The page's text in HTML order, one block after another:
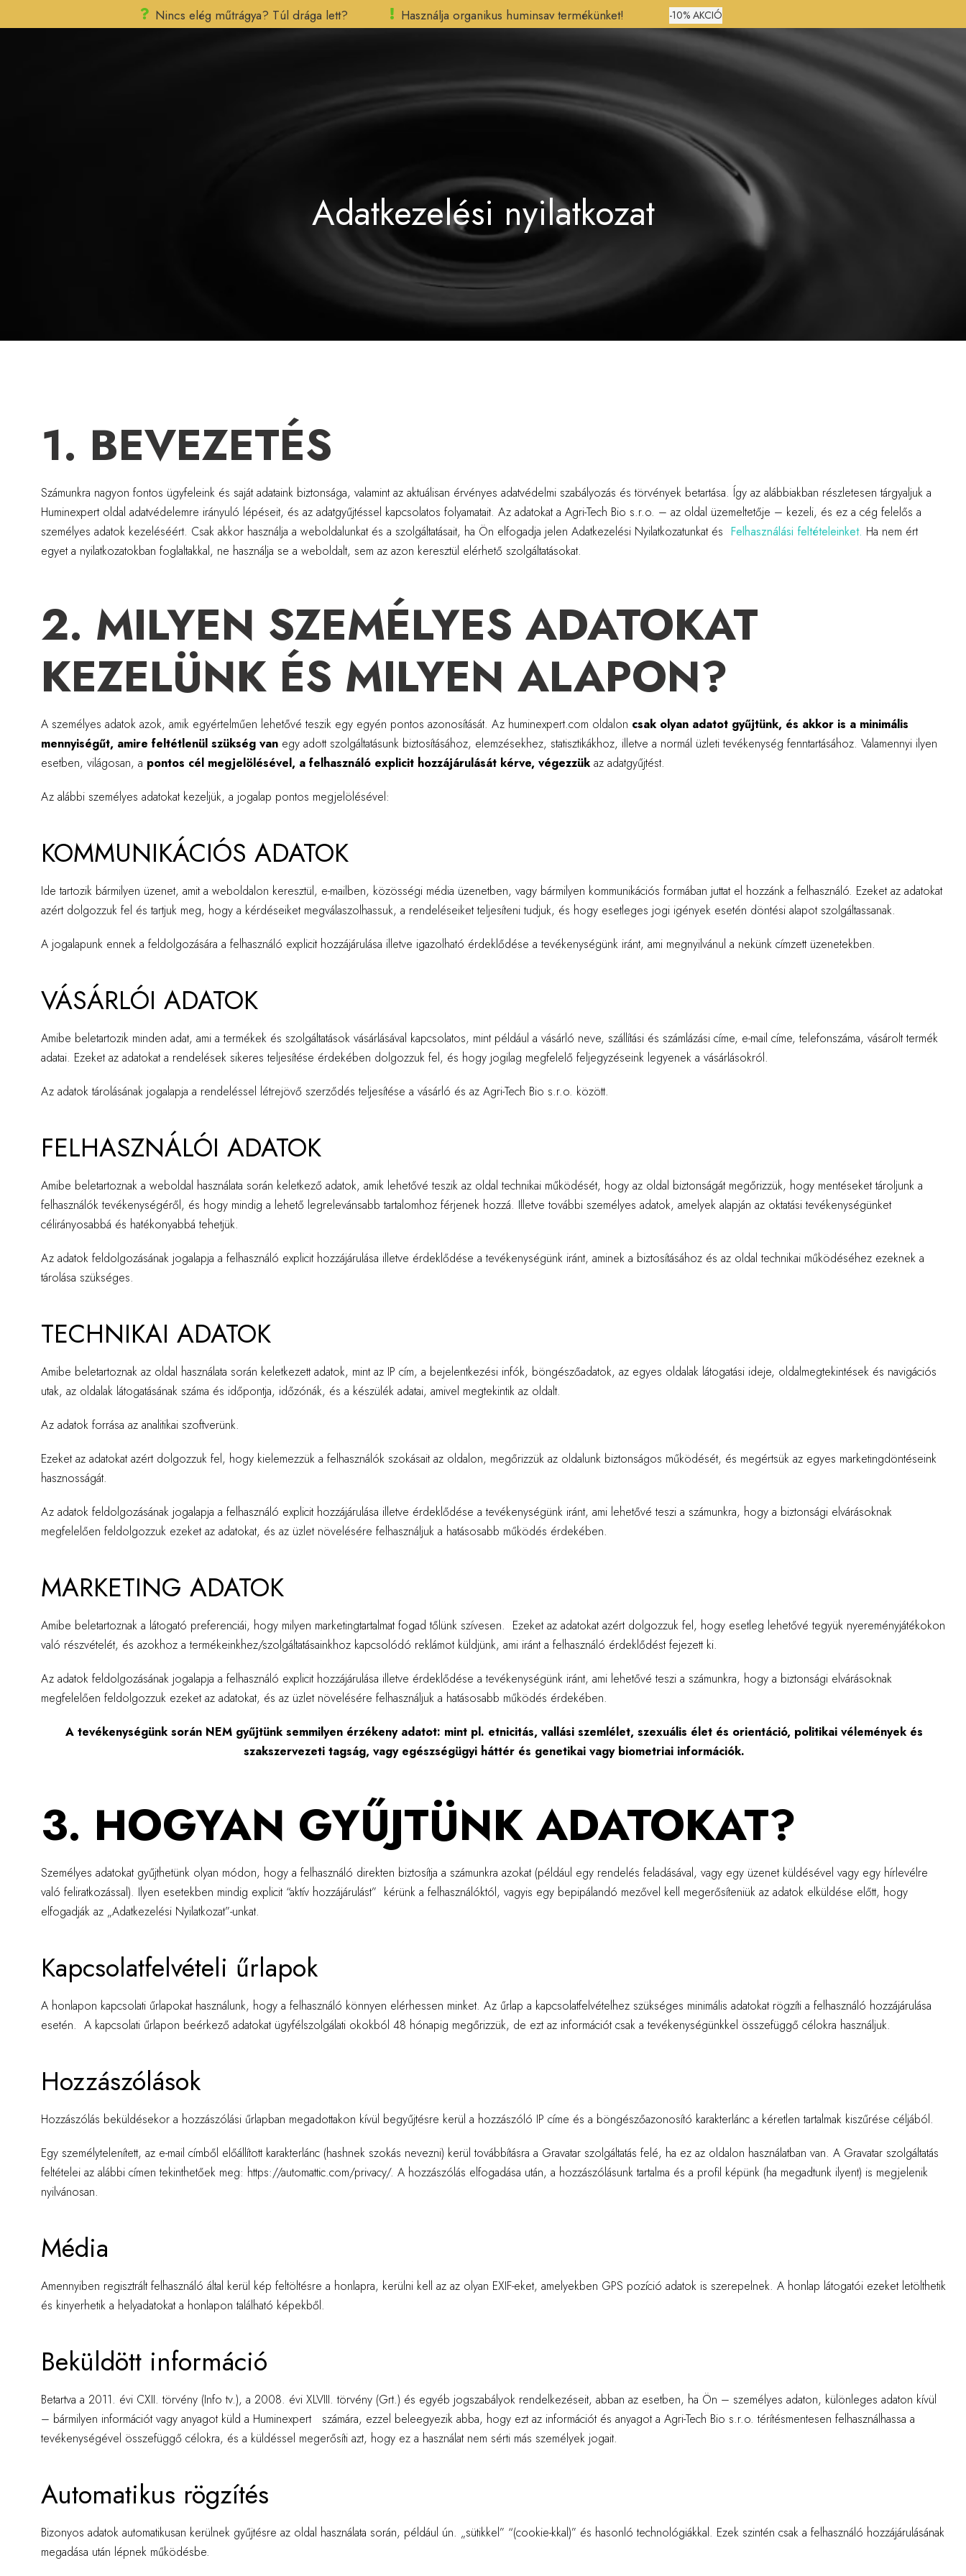
Nincs elég műtrágya? Túl drága lett? Használja organikus huminsav termékünket! -10% AKCIÓ
Főoldal
HU
0
Adatkezelési nyilatkozat
1. BEVEZETÉS
Számunkra nagyon fontos ügyfeleink és saját adataink biztonsága, valamint az aktuálisan érvényes adatvédelmi szabályozás és törvények betartása. Így az alábbiakban részletesen tárgyaljuk a
Huminexpert oldal adatvédelemre irányuló lépéseit, és az adatgyűjtéssel kapcsolatos folyamatait. Az adatokat a Agri-Tech Bio s.r.o. – az oldal üzemeltetője – kezeli, és ez a cég felelős a
személyes adatok kezeléséért. Csak akkor használja a weboldalunkat és a szolgáltatásait, ha Ön elfogadja jelen Adatkezelési Nyilatkozatunkat és Felhasználási feltételeinket. Ha nem ért
egyet a nyilatkozatokban foglaltakkal, ne használja se a weboldalt, sem az azon keresztül elérhető szolgáltatásokat.
2. MILYEN SZEMÉLYES ADATOKAT
KEZELÜNK ÉS MILYEN ALAPON?
A személyes adatok azok, amik egyértelműen lehetővé teszik egy egyén pontos azonosítását. Az huminexpert.com oldalon csak olyan adatot gyűjtünk, és akkor is a minimális
mennyiségűt, amire feltétlenül szükség van egy adott szolgáltatásunk biztosításához, elemzésekhez, statisztikákhoz, illetve a normál üzleti tevékenység fenntartásához. Valamennyi ilyen
esetben, világosan, a pontos cél megjelölésével, a felhasználó explicit hozzájárulását kérve, végezzükaz adatgyűjtést.
Az alábbi személyes adatokat kezeljük, a jogalap pontos megjelölésével:
KOMMUNIKÁCIÓS ADATOK
Ide tartozik bármilyen üzenet, amit a weboldalon keresztül, e-mailben, közösségi média üzenetben, vagy bármilyen kommunikációs formában juttat el hozzánk a felhasználó. Ezeket az adatokat
azért dolgozzuk fel és tartjuk meg, hogy a kérdéseiket megválaszolhassuk, a rendeléseiket teljesíteni tudjuk, és hogy esetleges jogi igények esetén döntési alapot szolgáltassanak.
A jogalapunk ennek a feldolgozására a felhasználó explicit hozzájárulása illetve igazolható érdeklődése a tevékenységünk iránt, ami megnyilvánul a nekünk címzett üzenetekben.
VÁSÁRLÓI ADATOK
Amibe beletartozik minden adat, ami a termékek és szolgáltatások vásárlásával kapcsolatos, mint például a vásárló neve, szállítási és számlázási címe, e-mail címe, telefonszáma, vásárolt termék
adatai. Ezeket az adatokat a rendelések sikeres teljesítése érdekében dolgozzuk fel, és hogy jogilag megfelelő feljegyzéseink legyenek a vásárlásokról.
Az adatok tárolásának jogalapja a rendeléssel létrejövő szerződés teljesítése a vásárló és az Agri-Tech Bio s.r.o. között.
FELHASZNÁLÓI ADATOK
Amibe beletartoznak a weboldal használata során keletkező adatok, amik lehetővé teszik az oldal technikai működését, hogy az oldal biztonságát megőrizzük, hogy mentéseket tároljunk a
felhasználók tevékenységéről, és hogy mindig a lehető legrelevánsabb tartalomhoz férjenek hozzá. Illetve további személyes adatok, amelyek alapján az oktatási tevékenységünket
célirányosabbá és hatékonyabbá tehetjük.
Az adatok feldolgozásának jogalapja a felhasználó explicit hozzájárulása illetve érdeklődése a tevékenységünk iránt, aminek a biztosításához és az oldal technikai működéséhez ezeknek a
tárolása szükséges.
TECHNIKAI ADATOK
Amibe beletartoznak az oldal használata során keletkezett adatok, mint az IP cím, a bejelentkezési infók, böngészőadatok, az egyes oldalak látogatási ideje, oldalmegtekintések és navigációs
utak, az oldalak látogatásának száma és időpontja, időzónák, és a készülék adatai, amivel megtekintik az oldalt.
Az adatok forrása az analitikai szoftverünk.
Ezeket az adatokat azért dolgozzuk fel, hogy kielemezzük a felhasználók szokásait az oldalon, megőrizzük az oldalunk biztonságos működését, és megértsük az egyes marketingdöntéseink
hasznosságát.
Az adatok feldolgozásának jogalapja a felhasználó explicit hozzájárulása illetve érdeklődése a tevékenységünk iránt, ami lehetővé teszi a számunkra, hogy a biztonsági elvárásoknak
megfelelően feldolgozzuk ezeket az adatokat, és az üzlet növelésére felhasználjuk a hatásosabb működés érdekében.
MARKETING ADATOK
Amibe beletartoznak a látogató preferenciái, hogy milyen marketingtartalmat fogad tőlünk szívesen. Ezeket az adatokat azért dolgozzuk fel, hogy esetleg lehetővé tegyük nyereményjátékokon
való részvételét, és azokhoz a termékeinkhez/szolgáltatásainkhoz kapcsolódó reklámot küldjünk, ami iránt a felhasználó érdeklődést fejezett ki.
Az adatok feldolgozásának jogalapja a felhasználó explicit hozzájárulása illetve érdeklődése a tevékenységünk iránt, ami lehetővé teszi a számunkra, hogy a biztonsági elvárásoknak
megfelelően feldolgozzuk ezeket az adatokat, és az üzlet növelésére felhasználjuk a hatásosabb működés érdekében.
A tevékenységünk során NEM gyűjtünk semmilyen érzékeny adatot: mint pl. etnicitás, vallási szemlélet, szexuális élet és orientáció, politikai vélemények és
szakszervezeti tagság, vagy egészségügyi háttér és genetikai vagy biometriai információk.
3. HOGYAN GYŰJTÜNK ADATOKAT?
Személyes adatokat gyűjthetünk olyan módon, hogy a felhasználó direkten biztosítja a számunkra azokat (például egy rendelés feladásával, vagy egy üzenet küldésével vagy egy hírlevélre
való feliratkozással). Ilyen esetekben mindig explicit “aktív hozzájárulást” kérünk a felhasználóktól, vagyis egy bepipálandó mezővel kell megerősíteniük az adatok elküldése előtt, hogy
elfogadják az „Adatkezelési Nyilatkozat”-unkat.
Kapcsolatfelvételi űrlapok
A honlapon kapcsolati űrlapokat használunk, hogy a felhasználó könnyen elérhessen minket. Az űrlap a kapcsolatfelvételhez szükséges minimális adatokat rögzíti a felhasználó hozzájárulása
esetén. A kapcsolati űrlapon beérkező adatokat ügyfélszolgálati okokból 48 hónapig megőrizzük, de ezt az információt csak a tevékenységünkkel összefüggő célokra használjuk.
Hozzászólások
Hozzászólás beküldésekor a hozzászólási űrlapban megadottakon kívül begyűjtésre kerül a hozzászóló IP címe és a böngészőazonosító karakterlánc a kéretlen tartalmak kiszűrése céljából.
Egy személytelenített, az e-mail címből előállított karakterlánc (hashnek szokás nevezni) kerül továbbításra a Gravatar szolgáltatás felé, ha ez az oldalon használatban van. A Gravatar szolgáltatás
feltételei az alábbi címen tekinthetőek meg: https://automattic.com/privacy/. A hozzászólás elfogadása után, a hozzászólásunk tartalma és a profil képünk (ha megadtunk ilyent) is megjelenik
nyilvánosan.
Média
Amennyiben regisztrált felhasználó által kerül kép feltöltésre a honlapra, kerülni kell az az olyan EXIF-eket, amelyekben GPS pozíció adatok is szerepelnek. A honlap látogatói ezeket letölthetik
és kinyerhetik a helyadatokat a honlapon található képekből.
Beküldött információ
Betartva a 2011. évi CXII. törvény (Info tv.), a 2008. évi XLVIII. törvény (Grt.) és egyéb jogszabályok rendelkezéseit, abban az esetben, ha Ön – személyes adaton, különleges adaton kívül
– bármilyen információt vagy anyagot küld a Huminexpert számára, ezzel beleegyezik abba, hogy ezt az információt és anyagot a Agri-Tech Bio s.r.o. térítésmentesen felhasználhassa a
tevékenységével összefüggő célokra, és a küldéssel megerősíti azt, hogy ez a használat nem sérti más személyek jogait.
Automatikus rögzítés
Bizonyos adatok automatikusan kerülnek gyűjtésre az oldal használata során, például ún. „sütikkel” “(cookie-kkal)” és hasonló technológiákkal. Ezek szintén csak a felhasználó hozzájárulásának
megadása után lépnek működésbe.